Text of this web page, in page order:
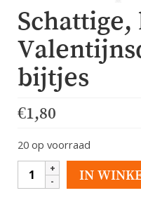
Schattige,
bijtjes
€1,80
20 op voorraad
Schattige,
kawaii
IN